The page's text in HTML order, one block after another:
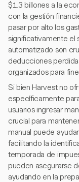
$1.3 billones a la
con la gestión
pasar por alto los
significativamente el
automatizado son
deducciones
organizados para
Si bien Harvest no
específicamente
usuarios ingresar
crucial para
manual puede
facilitando la
temporada de
pueden asegurarse
ayudando en la